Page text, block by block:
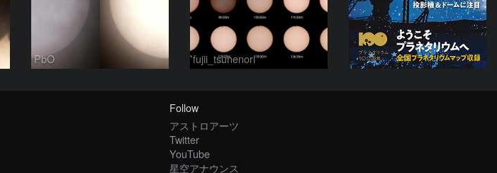
PbO fujii_tsunenori
Follow
アストロアーツ
Twitter
YouTube
星空アナウンス